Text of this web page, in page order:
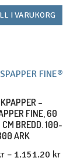
I VARUKORG
–
FINE, 60
BREDD. 100-
ARK
– 1.151.20 kr